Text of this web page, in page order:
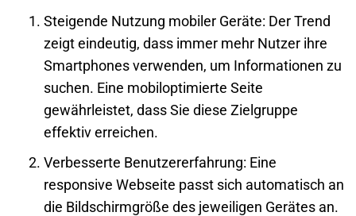
Steigende Nutzung mobiler Geräte: Der Trend
zeigt eindeutig, dass immer mehr Nutzer ihre
Smartphones verwenden, um Informationen zu
suchen. Eine mobiloptimierte Seite
gewährleistet, dass Sie diese Zielgruppe
effektiv erreichen.
Verbesserte Benutzererfahrung: Eine
responsive Webseite passt sich automatisch an
die Bildschirmgröße des jeweiligen Gerätes an.